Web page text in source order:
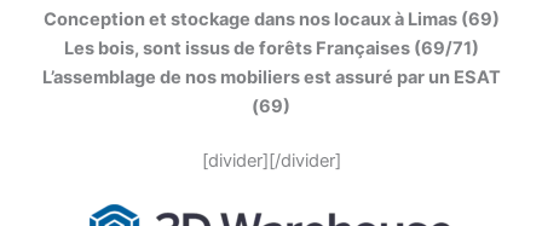
Conception et stockage dans nos locaux à Limas (69)
Les bois, sont issus de forêts Françaises (69/71)
L’assemblage de nos mobiliers est assuré par un ESAT
(69)
[divider][/divider]